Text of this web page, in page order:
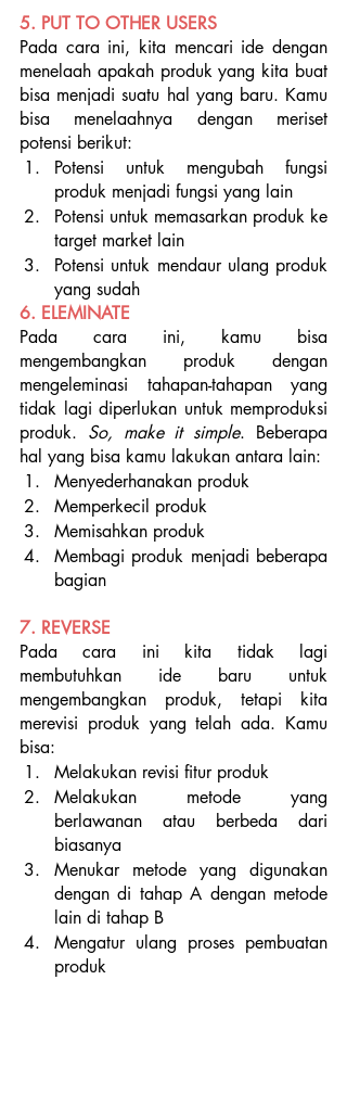
5. PUT TO OTHER USERS
Pada cara ini, kita mencari ide dengan
menelaah apakah produk yang kita buat
bisa menjadi suatu hal yang baru. Kamu
bisa menelaahnya dengan meriset
potensi berikut:
Potensi untuk mengubah fungsi
produk menjadi fungsi yang lain
Potensi untuk memasarkan produk ke
target market lain
Potensi untuk mendaur ulang produk
yang sudah
6. ELEMINATE
Pada cara ini, kamu bisa
mengembangkan produk dengan
mengeleminasi tahapan-tahapan yang
tidak lagi diperlukan untuk memproduksi
produk. So, make it simple. Beberapa
hal yang bisa kamu lakukan antara lain:
Menyederhanakan produk
Memperkecil produk
Memisahkan produk
Membagi produk menjadi beberapa
bagian
7. REVERSE
Pada cara ini kita tidak lagi
membutuhkan ide baru untuk
mengembangkan produk, tetapi kita
merevisi produk yang telah ada. Kamu
bisa:
Melakukan revisi fitur produk
Melakukan metode yang
berlawanan atau berbeda dari
biasanya
Menukar metode yang digunakan
dengan di tahap A dengan metode
lain di tahap B
Mengatur ulang proses pembuatan
produk